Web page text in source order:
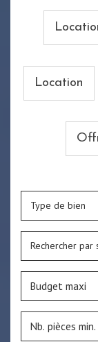
Location
Type de bien
Rechercher par